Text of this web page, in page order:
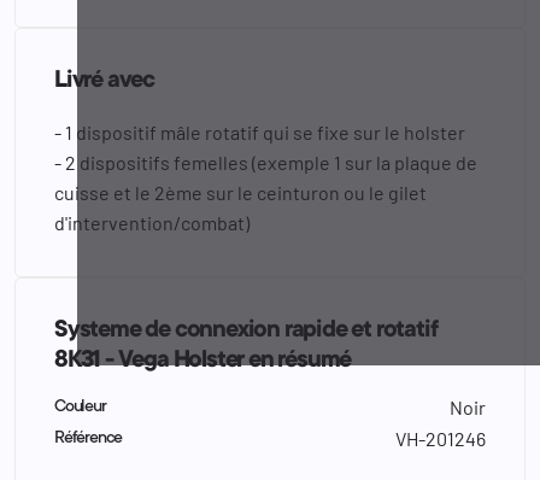
Livré avec
- 1 dispositif mâle rotatif qui se fixe sur le holster
- 2 dispositifs femelles (exemple 1 sur la plaque de
cuisse et le 2ème sur le ceinturon ou le gilet
d'intervention/combat)
Systeme de connexion rapide et rotatif
8K31 - Vega Holster en résumé
Couleur Noir
Référence VH-201246